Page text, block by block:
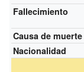
Fallecimiento
Causa de muerte
Nacionalidad